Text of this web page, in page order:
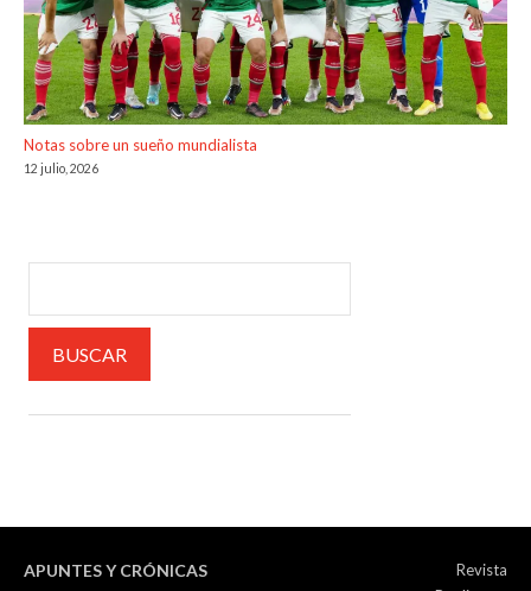
Notas sobre un sueño mundialista
12 julio, 2026
APUNTES Y CRÓNICAS
Revista